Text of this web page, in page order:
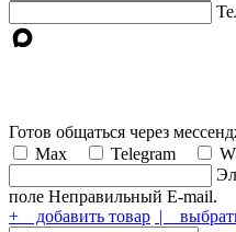
Готов общаться через
Max
Telegram
поле Неправильный E-mail.
+ добавить товар |